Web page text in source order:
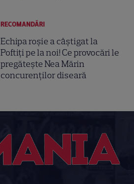
RECOMANDĂRI
Echipa roșie a câștigat la
Poftiți pe la noi! Ce provocări le
pregătește Nea Mărin
concurenților diseară